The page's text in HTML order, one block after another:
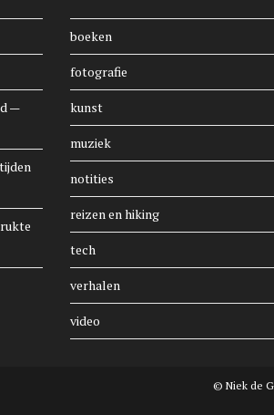
—
boeken
fotografie
kunst
muziek
notities
reizen en hiking
tech
verhalen
video
© Niek de